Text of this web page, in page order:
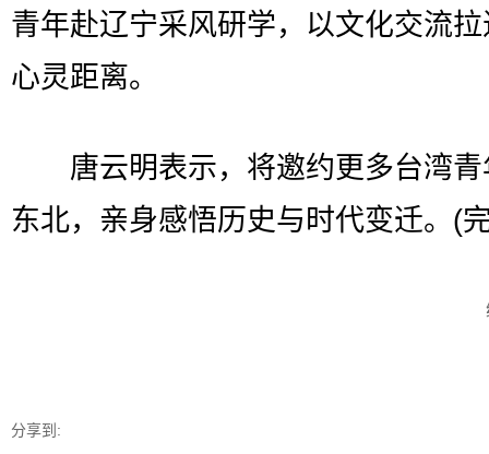
青年赴辽宁采风研学，以文化交流
心灵距离。
唐云明表示，将邀约更多台湾青
东北，亲身感悟历史与时代变迁。(
分享到: